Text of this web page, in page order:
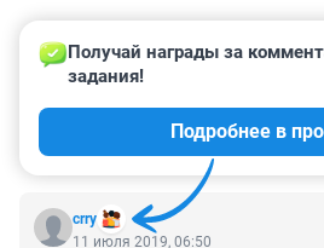
Гость
11 июля 2019, 08:39
У меня товарищ в 2001-м
кроссовки "Найк". И не жалеет.
crry
Получай награды за
задания!
Подробнее в
11 июля 2019, 06:50